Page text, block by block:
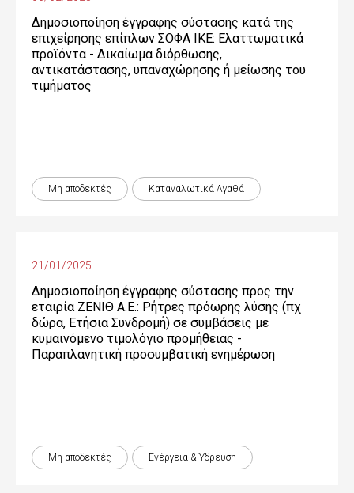
Δημοσιοποίηση έγγραφης σύστασης κατά της
επιχείρησης επίπλων ΣΟΦΑ ΙΚΕ: Ελαττωματικά
προϊόντα - Δικαίωµα διόρθωσης,
αντικατάστασης, υπαναχώρησης ή µείωσης του
τιµήµατος
Μη αποδεκτές Καταναλωτικά Αγαθά
21/01/2025
Δημοσιοποίηση έγγραφης σύστασης προς την
εταιρία ΖΕΝΙΘ Α.Ε.: Ρήτρες πρόωρης λύσης (πχ
δώρα, Ετήσια Συνδρομή) σε συμβάσεις με
κυμαινόμενο τιμολόγιο προμήθειας -
Παραπλανητική προσυμβατική ενημέρωση
Μη αποδεκτές Ενέργεια & Ύδρευση